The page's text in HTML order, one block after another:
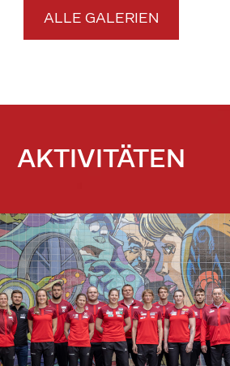
ALLE GALERIEN
AKTIVITÄTEN